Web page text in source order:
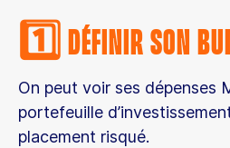
1️⃣ Définir son
On peut voir ses dépenses
portefeuille
placement risqué.